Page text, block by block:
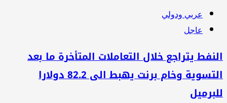
عربي ودولي
عاجل
يتراجع خلال التعاملات المتأخرة ما بعد
التسوية وخام برنت يهبط الى 82.2 دولارا